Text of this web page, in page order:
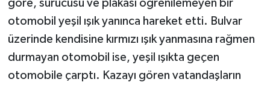
göre, sürücüsü ve plakası öğrenilemeyen bir
otomobil yeşil ışık yanınca hareket etti. Bulvar
üzerinde kendisine kırmızı ışık yanmasına rağmen
durmayan otomobil ise, yeşil ışıkta geçen
otomobile çarptı. Kazayı gören vatandaşların